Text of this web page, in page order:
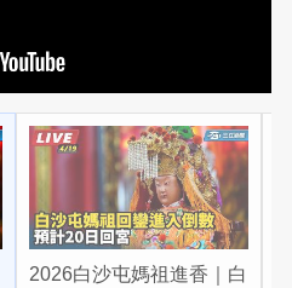
2026白沙屯媽祖進香｜白